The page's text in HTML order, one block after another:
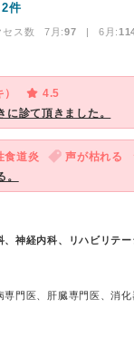
2件
セス数 7月:97 | 6月:
4.5
診て頂きました。
食道炎 声が枯れる
、神経内科、リハビリテー
専門医、肝臓専門医、消